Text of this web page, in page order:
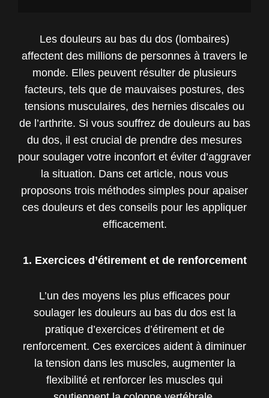
Les douleurs au bas du dos (lombaires)
affectent des millions de personnes à travers le
monde. Elles peuvent résulter de plusieurs
facteurs, tels que de mauvaises postures, des
tensions musculaires, des hernies discales ou
de l’arthrite. Si vous souffrez de douleurs au bas
du dos, il est crucial de prendre des mesures
pour soulager votre inconfort et éviter d’aggraver
la situation. Dans cet article, nous vous
proposons trois méthodes simples pour apaiser
ces douleurs et des conseils pour les appliquer
efficacement.
1. Exercices d’étirement et de renforcement
L’un des moyens les plus efficaces pour
soulager les douleurs au bas du dos est la
pratique d’exercices d’étirement et de
renforcement. Ces exercices aident à diminuer
la tension dans les muscles, augmenter la
flexibilité et renforcer les muscles qui